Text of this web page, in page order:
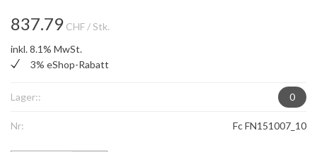
837.79 CHF / Stk.
inkl. 8.1% MwSt.
3% eShop-Rabatt
Lager:: 0
Nr: Fc FN151007_10